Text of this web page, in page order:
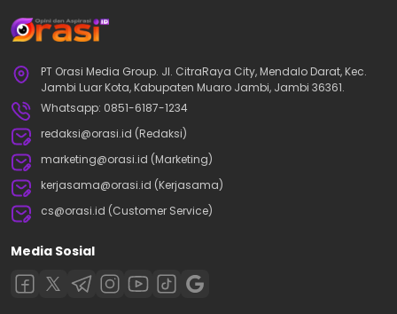
PT Orasi Media Group. Jl. CitraRaya City, Mendalo Darat, Kec.
Jambi Luar Kota, Kabupaten Muaro Jambi, Jambi 36361.
Whatsapp: 0851-6187-1234
redaksi@orasi.id (Redaksi)
marketing@orasi.id (Marketing)
kerjasama@orasi.id (Kerjasama)
cs@orasi.id (Customer Service)
Media Sosial